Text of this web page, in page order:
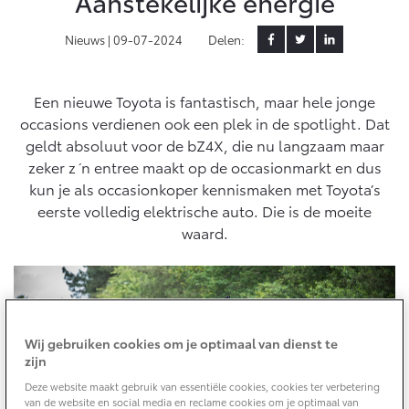
Yaris Cross
HYBRIDE
Vanaf € 31.895,-
Urban Cruiser
BATTERIJ-ELEKTRISCH
Vanaf € 32.995,-
Vanaf € 33.495,-
Corolla Touring Sports
Vanaf € 35.495,-
Werkplaatsafspraak
APK
Airco check
Vakantiecheck
Hybride Zekerheid Controle
Toyota handleidingen
Toyota Service Informatie (SIL)
Schade & Garantie
Toyota Pechhulp
Schade & Glasherstel
10 jaar Toyota garantie
Wat is Private Lease?
Bereken je maandbedrag
Private Lease voor ZZP
Financieren
Toyota Betaalplan
Laadpas
Zakelijk
Zakelijk
Toyota voor de zaak
Leaserijder
ZZP
Leasen
Financial Lease
Operational Lease
Werkplaatsafspraak maken
Contact en Route
Schade melden
Plan een proefrit
Bekijk de verwachte modellen
Nieuws | 09-07-2024 Delen:
Een nieuwe Toyota is fantastisch, maar hele jonge
occasions verdienen ook een plek in de spotlight. Dat
geldt absoluut voor de bZ4X, die nu langzaam maar
zeker z´n entree maakt op de occasionmarkt en dus
kun je als occasionkoper kennismaken met Toyota’s
eerste volledig elektrische auto. Die is de moeite
waard.
Wij gebruiken cookies om je optimaal van dienst te
zijn
Deze website maakt gebruik van essentiële cookies, cookies ter verbetering
van de website en social media en reclame cookies om je optimaal van